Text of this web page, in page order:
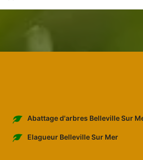
Abattage d'arbres Belleville Sur
Elagueur Belleville Sur Mer